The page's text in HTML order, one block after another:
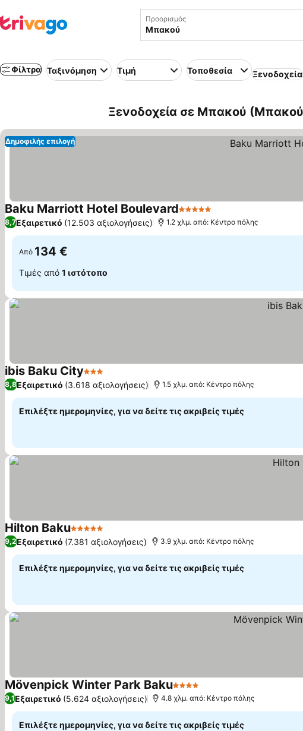
Προορισμός
Φίλτρα Ταξινόμηση Τιμή Τοποθεσία Ξενοδοχεία
Ξενοδοχεία σε Μπακού
Δημοφιλής επιλογή
Baku Marriott Hotel Boulevard5 Αστέρια
8,7Εξαιρετικό (12.503 αξιολογήσεις) 1.2 χλμ. από: Κέντρο πόλης
Από 134 €
Τιμές από 1 ιστότοπο
ibis Baku City3 ΑστέριαΕμφάνιση τιμών
8,8Εξαιρετικό (3.618 αξιολογήσεις) 1.5 χλμ. από: Κέντρο πόλης
Επιλέξτε ημερομηνίες, για να δείτε τις ακριβείς τιμές
Hilton Baku5 ΑστέριαΕμφάνιση τιμών
9,2Εξαιρετικό (7.381 αξιολογήσεις) 3.9 χλμ. από: Κέντρο πόλης
Επιλέξτε ημερομηνίες, για να δείτε τις ακριβείς τιμές
Mövenpick Winter Park Baku4 Αστέρια
9,1Εξαιρετικό (5.624 αξιολογήσεις) 4.8 χλμ. από: Κέντρο πόλης
Επιλέξτε ημερομηνίες, για να δείτε τις ακριβείς τιμές